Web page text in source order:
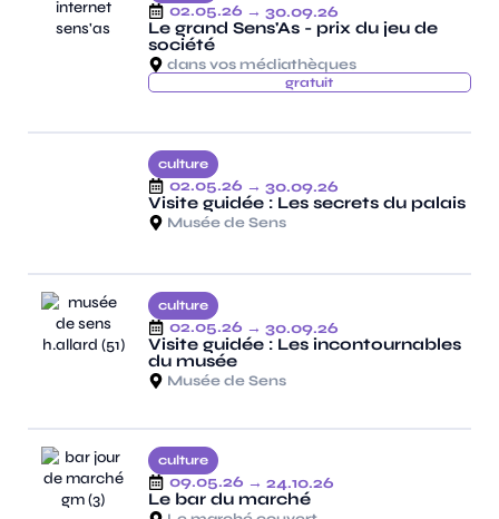
02.05.26 → 30.09.26
Le grand Sens'As - prix du jeu de
société
dans vos médiathèques
gratuit
culture
02.05.26 → 30.09.26
Visite guidée : Les secrets du palais
Musée de Sens
culture
02.05.26 → 30.09.26
Visite guidée : Les incontournables
du musée
Musée de Sens
culture
09.05.26 → 24.10.26
Le bar du marché